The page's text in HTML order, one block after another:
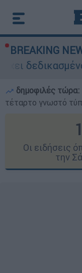
BREAKING
απαλλακτικό
δημοφιλές τώρα:
τέταρτο γνωστό
Οι ειδήσεις
την